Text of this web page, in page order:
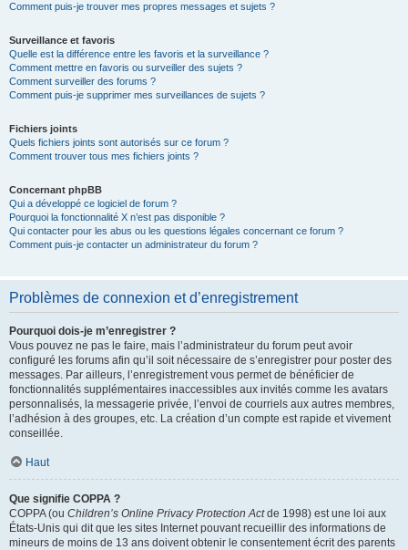
Comment puis-je trouver mes propres messages et sujets ?
Surveillance et favoris
Quelle est la différence entre les favoris et la surveillance ?
Comment mettre en favoris ou surveiller des sujets ?
Comment surveiller des forums ?
Comment puis-je supprimer mes surveillances de sujets ?
Fichiers joints
Quels fichiers joints sont autorisés sur ce forum ?
Comment trouver tous mes fichiers joints ?
Concernant phpBB
Qui a développé ce logiciel de forum ?
Pourquoi la fonctionnalité X n’est pas disponible ?
Qui contacter pour les abus ou les questions légales concernant ce forum ?
Comment puis-je contacter un administrateur du forum ?
Problèmes de connexion et d’enregistrement
Pourquoi dois-je m’enregistrer ?
Vous pouvez ne pas le faire, mais l’administrateur du forum peut avoir
configuré les forums afin qu’il soit nécessaire de s’enregistrer pour poster des
messages. Par ailleurs, l’enregistrement vous permet de bénéficier de
fonctionnalités supplémentaires inaccessibles aux invités comme les avatars
personnalisés, la messagerie privée, l’envoi de courriels aux autres membres,
l’adhésion à des groupes, etc. La création d’un compte est rapide et vivement
conseillée.
Haut
Que signifie COPPA ?
COPPA (ou Children’s Online Privacy Protection Actde 1998) est une loi aux
États-Unis qui dit que les sites Internet pouvant recueillir des informations de
mineurs de moins de 13 ans doivent obtenir le consentement écrit des parents